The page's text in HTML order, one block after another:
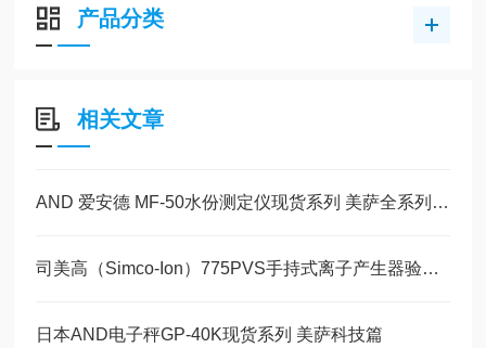
产品分类
相关文章
AND 爱安德 MF-50水份测定仪现货系列 美萨全系列代理
司美高（Simco-Ion）775PVS手持式离子产生器验证仪 美萨现货20台
日本AND电子秤GP-40K现货系列 美萨科技篇